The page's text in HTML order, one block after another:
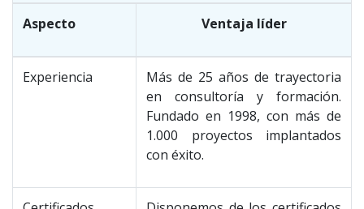
Aspecto Ventaja líder
Experiencia
Más de 25 años de trayectoria
en consultoría y formación.
Fundado en 1998, con más de
1.000 proyectos implantados
con éxito.